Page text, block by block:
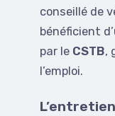
conseillé de
bénéficient
par le CSTB,
l’emploi.